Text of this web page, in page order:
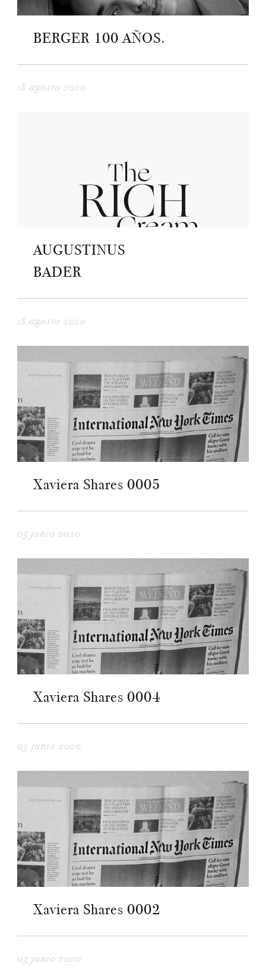
BERGER 100 AÑOS.
18 agosto 2020
AUGUSTINUS
BADER
18 agosto 2020
Xaviera Shares 0005
05 junio 2020
Xaviera Shares 0004
03 junio 2020
Xaviera Shares 0002
03 junio 2020